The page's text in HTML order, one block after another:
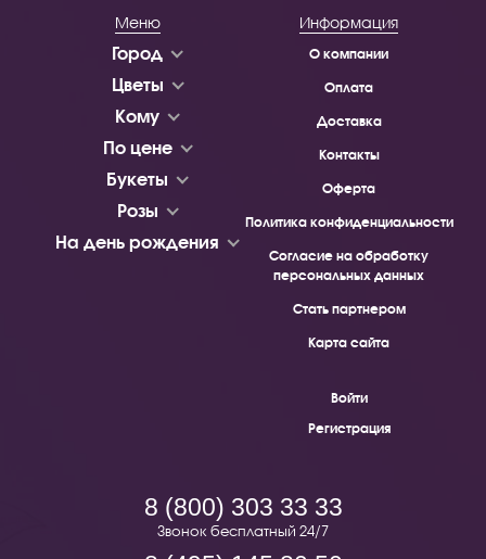
Меню
Город
Цветы
Кому
По цене
Букеты
Розы
На день рождения
Информация
О компании
Оплата
Доставка
Контакты
Оферта
Политика конфиденциальности
Согласие на обработку
персональных данных
Стать партнером
Карта сайта
Войти
Регистрация
8 (800) 303 33 33
Звонок бесплатный 24/7